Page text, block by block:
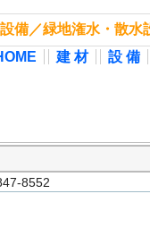
備／緑地潅水・散水
建 材 設 備
8552